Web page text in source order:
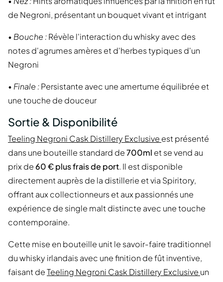
de Negroni, présentant un bouquet vivant et intrigant
• Bouche :Révèle l'interaction du whisky avec des
notes d'agrumes amères et d'herbes typiques d'un
Negroni
• Finale :Persistante avec une amertume équilibrée et
une touche de douceur
Sortie & Disponibilité
Teeling Negroni Cask Distillery Exclusive est présenté
dans une bouteille standard de700ml et se vend au
prix de 60 € plus frais de port. Il est disponible
directement auprès de la distillerie et via Spiritory,
offrant aux collectionneurs et aux passionnés une
expérience de single malt distincte avec une touche
contemporaine.
Cette mise en bouteille unit le savoir-faire traditionnel
du whisky irlandais avec une finition de fût inventive,
faisant deTeeling Negroni Cask Distillery Exclusive un